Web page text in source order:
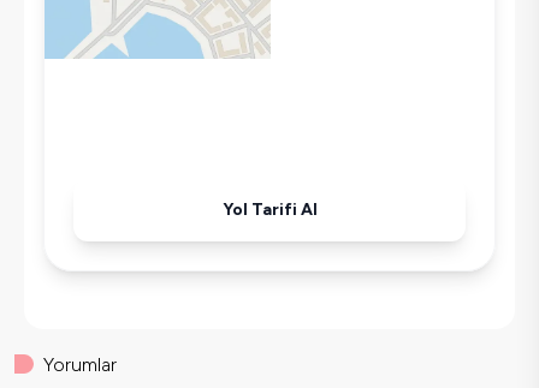
Kettle
Korunaklı Havuz
Yol Tarifi Al
Yorumlar